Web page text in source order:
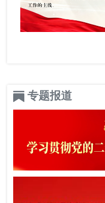
专题报道